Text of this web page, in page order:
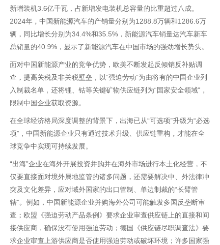
新增装机3.6亿千瓦，占新增发电装机总容量的比重超过八成。
2024年，中国新能源汽车的产销量分别为1288.8万辆和1286.6万
辆，同比增长分别为34.4%和35.5%，新能源汽车销量达汽车新车
总销量的40.9%，显示了新能源汽车在中国市场的强劲增长势头。
面对中国新能源产业的竞争优势，欧美不断发起反倾销反补贴调
查，提高关税及非关税壁垒，以“强迫劳动”为由将有的中国企业列
入制裁名单，还将锂、钴等关键矿物供应链列为“国家安全领域”，
限制中国企业获取资源。
在全球经济格局深度调整的背景下，出海已从“可选项”升级为“必选
项”，中国新能源企业只有通过技术升级、供应链重构，才能在全
球竞争中实现可持续发展。
“出海”企业在海外开展投资并购并在海外市场进行本土化经营，不
仅要直接面对境外属地监管的诸多问题，还需要解决中、外法律冲
突及文化差异，应对域外国家的出口管制、单边制裁的“长臂管
辖”。例如，中国新能源企业并购海外公司可能触发多国反垄断审
查；欧盟《强迫劳动产品条例》要求企业审查供应链上的直接和间
接供应商，确保没有使用强迫劳动；德国《供应链尽职调查法》要
求企业审查上游供应商是否使用强迫劳动或破坏环境；许多国家强